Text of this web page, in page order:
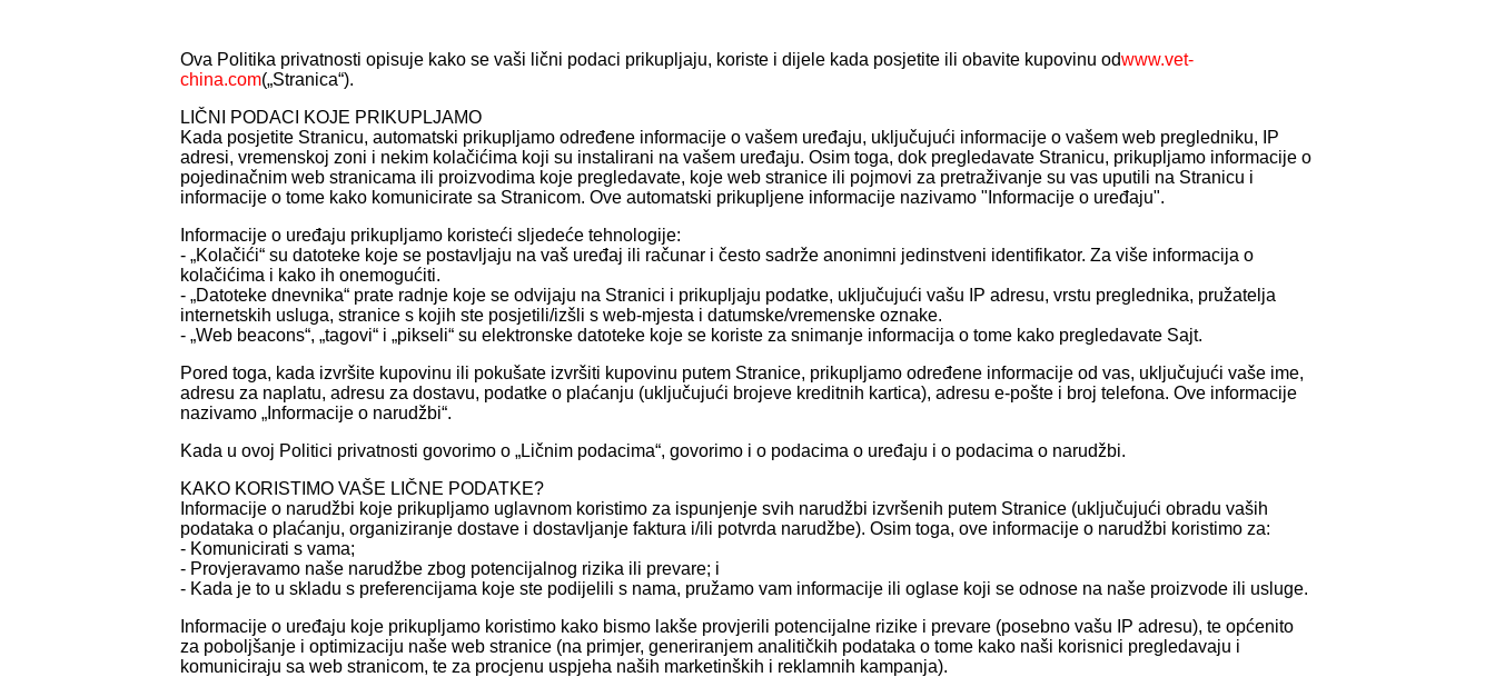
Ova Politika privatnosti opisuje kako se vaši lični podaci prikupljaju, koriste i dijele kada posjetite ili obavite kupovinu odwww.vet-
china.com(„Stranica“).
LIČNI PODACI KOJE PRIKUPLJAMO
Kada posjetite Stranicu, automatski prikupljamo određene informacije o vašem uređaju, uključujući informacije o vašem web pregledniku, IP
adresi, vremenskoj zoni i nekim kolačićima koji su instalirani na vašem uređaju. Osim toga, dok pregledavate Stranicu, prikupljamo informacije o
pojedinačnim web stranicama ili proizvodima koje pregledavate, koje web stranice ili pojmovi za pretraživanje su vas uputili na Stranicu i
informacije o tome kako komunicirate sa Stranicom. Ove automatski prikupljene informacije nazivamo "Informacije o uređaju".
Informacije o uređaju prikupljamo koristeći sljedeće tehnologije:
- „Kolačići“ su datoteke koje se postavljaju na vaš uređaj ili računar i često sadrže anonimni jedinstveni identifikator. Za više informacija o
kolačićima i kako ih onemogućiti.
- „Datoteke dnevnika“ prate radnje koje se odvijaju na Stranici i prikupljaju podatke, uključujući vašu IP adresu, vrstu preglednika, pružatelja
internetskih usluga, stranice s kojih ste posjetili/izšli s web-mjesta i datumske/vremenske oznake.
- „Web beacons“, „tagovi“ i „pikseli“ su elektronske datoteke koje se koriste za snimanje informacija o tome kako pregledavate Sajt.
Pored toga, kada izvršite kupovinu ili pokušate izvršiti kupovinu putem Stranice, prikupljamo određene informacije od vas, uključujući vaše ime,
adresu za naplatu, adresu za dostavu, podatke o plaćanju (uključujući brojeve kreditnih kartica), adresu e-pošte i broj telefona. Ove informacije
nazivamo „Informacije o narudžbi“.
Kada u ovoj Politici privatnosti govorimo o „Ličnim podacima“, govorimo i o podacima o uređaju i o podacima o narudžbi.
KAKO KORISTIMO VAŠE LIČNE PODATKE?
Informacije o narudžbi koje prikupljamo uglavnom koristimo za ispunjenje svih narudžbi izvršenih putem Stranice (uključujući obradu vaših
podataka o plaćanju, organiziranje dostave i dostavljanje faktura i/ili potvrda narudžbe). Osim toga, ove informacije o narudžbi koristimo za:
- Komunicirati s vama;
- Provjeravamo naše narudžbe zbog potencijalnog rizika ili prevare; i
- Kada je to u skladu s preferencijama koje ste podijelili s nama, pružamo vam informacije ili oglase koji se odnose na naše proizvode ili usluge.
Informacije o uređaju koje prikupljamo koristimo kako bismo lakše provjerili potencijalne rizike i prevare (posebno vašu IP adresu), te općenito
za poboljšanje i optimizaciju naše web stranice (na primjer, generiranjem analitičkih podataka o tome kako naši korisnici pregledavaju i
komuniciraju sa web stranicom, te za procjenu uspjeha naših marketinških i reklamnih kampanja).